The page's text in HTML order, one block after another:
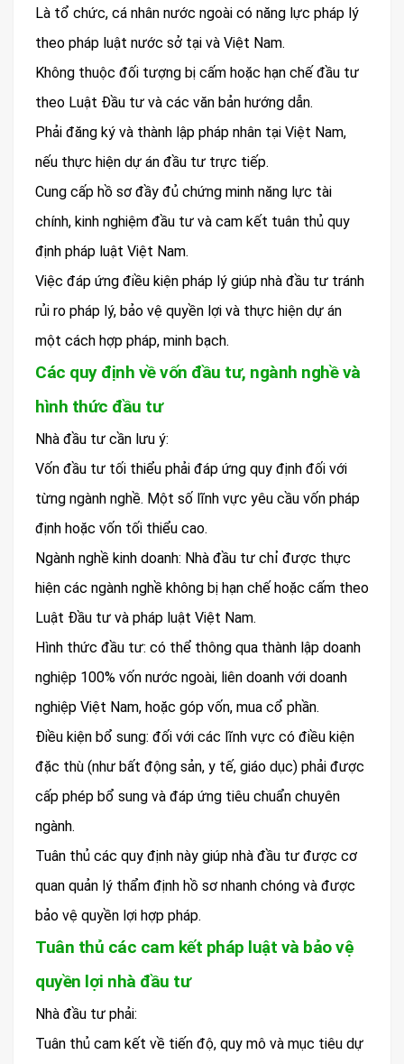
Là tổ chức, cá nhân nước ngoài có năng lực pháp lý
theo pháp luật nước sở tại và Việt Nam.
Không thuộc đối tượng bị cấm hoặc hạn chế đầu tư
theo Luật Đầu tư và các văn bản hướng dẫn.
Phải đăng ký và thành lập pháp nhân tại Việt Nam,
nếu thực hiện dự án đầu tư trực tiếp.
Cung cấp hồ sơ đầy đủ chứng minh năng lực tài
chính, kinh nghiệm đầu tư và cam kết tuân thủ quy
định pháp luật Việt Nam.
Việc đáp ứng điều kiện pháp lý giúp nhà đầu tư tránh
rủi ro pháp lý, bảo vệ quyền lợi và thực hiện dự án
một cách hợp pháp, minh bạch.
Các quy định về vốn đầu tư, ngành nghề và
hình thức đầu tư
Nhà đầu tư cần lưu ý:
Vốn đầu tư tối thiểu phải đáp ứng quy định đối với
từng ngành nghề. Một số lĩnh vực yêu cầu vốn pháp
định hoặc vốn tối thiểu cao.
Ngành nghề kinh doanh: Nhà đầu tư chỉ được thực
hiện các ngành nghề không bị hạn chế hoặc cấm theo
Luật Đầu tư và pháp luật Việt Nam.
Hình thức đầu tư: có thể thông qua thành lập doanh
nghiệp 100% vốn nước ngoài, liên doanh với doanh
nghiệp Việt Nam, hoặc góp vốn, mua cổ phần.
Điều kiện bổ sung: đối với các lĩnh vực có điều kiện
đặc thù (như bất động sản, y tế, giáo dục) phải được
cấp phép bổ sung và đáp ứng tiêu chuẩn chuyên
ngành.
Tuân thủ các quy định này giúp nhà đầu tư được cơ
quan quản lý thẩm định hồ sơ nhanh chóng và được
bảo vệ quyền lợi hợp pháp.
Tuân thủ các cam kết pháp luật và bảo vệ
quyền lợi nhà đầu tư
Nhà đầu tư phải:
Tuân thủ cam kết về tiến độ, quy mô và mục tiêu dự